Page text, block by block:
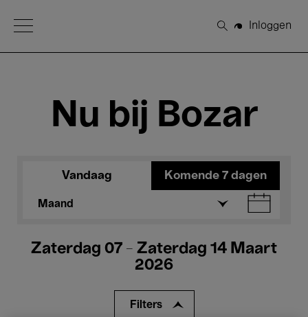
Open Menu
Zoeken
Inloggen
Nu bij Bozar
Vandaag Komende 7 dagen
Maand
Zaterdag 07 - Zaterdag 14 Maart
2026
Filters